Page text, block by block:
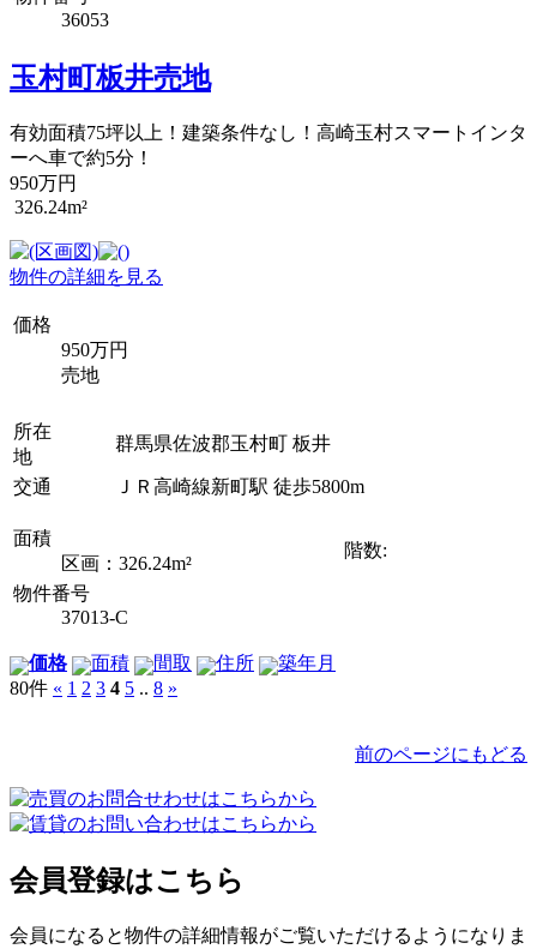
36053
玉村町板井売地
有効面積75坪以上！建築条件なし！高崎玉村スマートインタ
ーへ車で約5分！
950万円
326.24m²
物件の詳細を見る
価格
950万円
売地
所在
地
群馬県佐波郡玉村町 板井
交通 ＪＲ高崎線新町駅 徒歩5800m
面積
区画：326.24m²
階数:
物件番号
37013-C
価格 面積 間取 住所
築年月
80件 « 1 2 3 4 5 .. 8 »
前のページにもどる
会員登録はこちら
会員になると物件の詳細情報がご覧いただけるようになりま